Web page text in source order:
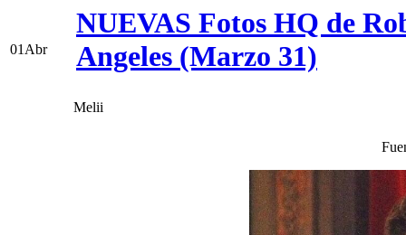
01 Abr
NUEVAS Fotos HQ de
Angeles (Marzo 31)
Melii